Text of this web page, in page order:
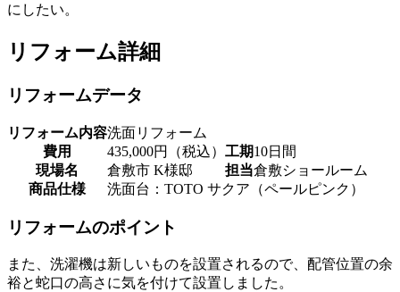
にしたい。
リフォーム詳細
リフォームデータ
リフォーム内容洗面リフォーム
費用
435,000円（税込） 工期10日間
現場名
倉敷市 K様邸 担当倉敷ショールーム
商品仕様
洗面台：TOTO サクア（ペールピンク）
リフォームのポイント
また、洗濯機は新しいものを設置されるので、配管位置の余
裕と蛇口の高さに気を付けて設置しました。